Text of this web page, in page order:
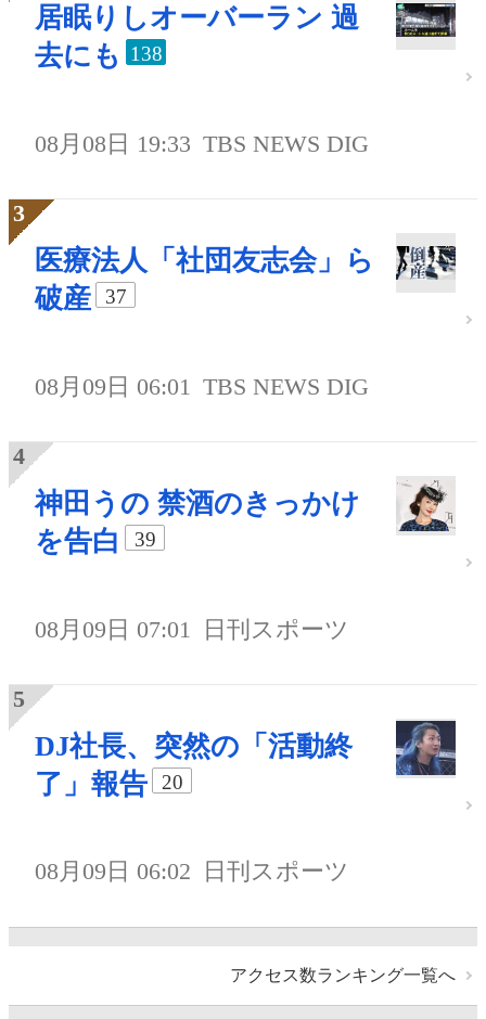
居眠りしオーバーラン 過
去にも
138
08月08日 19:33 TBS NEWS DIG
医療法人「社団友志会」ら
破産
37
08月09日 06:01 TBS NEWS DIG
神田うの 禁酒のきっかけ
を告白
39
08月09日 07:01 日刊スポーツ
DJ社長、突然の「活動終
了」報告
20
08月09日 06:02 日刊スポーツ
アクセス数ランキング一覧へ